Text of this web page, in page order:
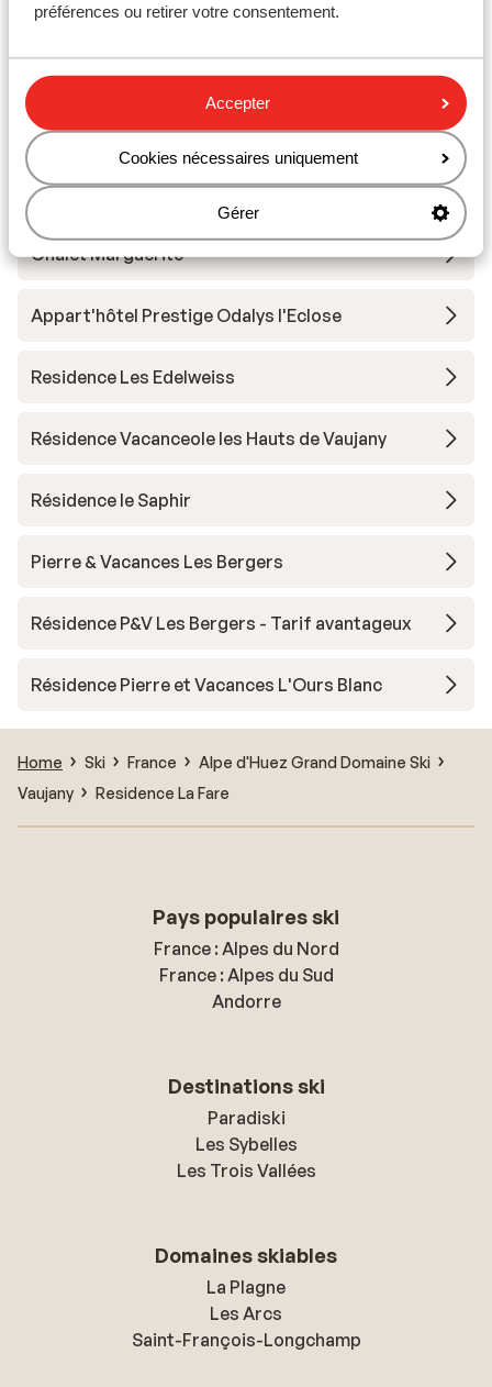
préférences ou retirer votre consentement.
Accepter
Cookies nécessaires uniquement
Gérer
Hôtel Le Castillan
Village Club du Soleil Oz en Oisans
Residence le Claret I & II
Résidence Prestige Phoenix A
Chalet Marguerite
Appart'hôtel Prestige Odalys l'Eclose
Residence Les Edelweiss
Résidence Vacanceole les Hauts de Vaujany
Résidence le Saphir
Pierre & Vacances Les Bergers
Résidence P&V Les Bergers - Tarif avantageux
Résidence Pierre et Vacances L'Ours Blanc
Home Ski France
Alpe d'Huez Grand Domaine Ski
Vaujany
Residence La Fare
Pays populaires ski
France : Alpes du Nord
France : Alpes du Sud
Andorre
Destinations ski
Paradiski
Les Sybelles
Les Trois Vallées
Domaines skiables
La Plagne
Les Arcs
Saint-François-Longchamp